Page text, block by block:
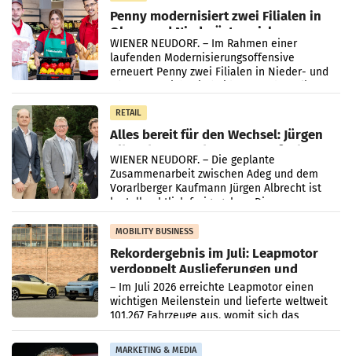
Penny modernisiert zwei Filialen in
Ober- und Niederösterreich
WIENER NEUDORF. – Im Rahmen einer
laufenden Modernisierungsoffensive
erneuert Penny zwei Filialen in Nieder- und
RETAIL
Alles bereit für den Wechsel: Jürgen
Albrecht setzt ab 1.1.2027 auf Adeg
WIENER NEUDORF. – Die geplante
Zusammenarbeit zwischen Adeg und dem
Vorarlberger Kaufmann Jürgen Albrecht ist
kartellrechtlich freigegeben: Die
Bundeswettbewerbsbehörde und der
Bundeskartellanwalt
MOBILITY BUSINESS
Rekordergebnis im Juli: Leapmotor
verdoppelt Auslieferungen und
überschreitet die 100.000er-Marke
– Im Juli 2026 erreichte Leapmotor einen
wichtigen Meilenstein und lieferte weltweit
101.267 Fahrzeuge aus, womit sich das
Ergebnis gegenüber Juli 2025 mehr als
verdoppelte (+102
MARKETING & MEDIA